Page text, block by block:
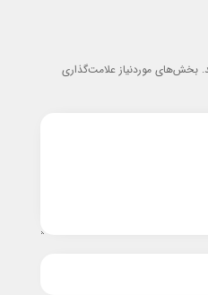
بخش‌های موردنیاز علامت‌گذاری